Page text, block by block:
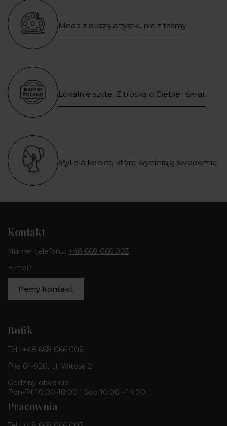
Moda z duszą artystki, nie z taśmy
Lokalnie szyte. Z troską o Ciebie i świat
Styl dla kobiet, które wybierają świadomie
Kontakt
Numer telefonu: +48 668 066 003
E-mail:
Pełny kontakt
Butik
Tel.: +48 668 066 006
Piła 64-920, ul. Witosa 2
Godziny otwarcia:
Pon-Pt 10:00-18:00 | Sob 10:00 - 14:00
Pracownia